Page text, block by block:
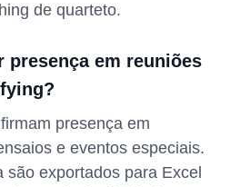
de quarteto.
presença em reuniões
presença em
e eventos especiais.
são exportados para Excel